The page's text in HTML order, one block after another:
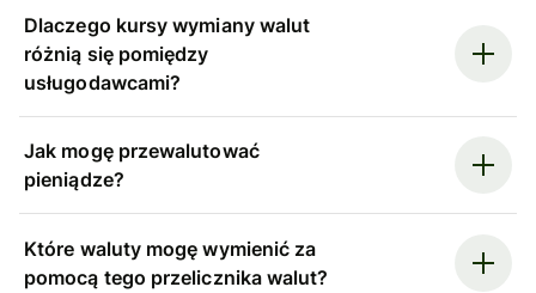
Dlaczego kursy wymiany walut
różnią się pomiędzy
usługodawcami?
Jak mogę przewalutować
pieniądze?
Które waluty mogę wymienić za
pomocą tego przelicznika walut?